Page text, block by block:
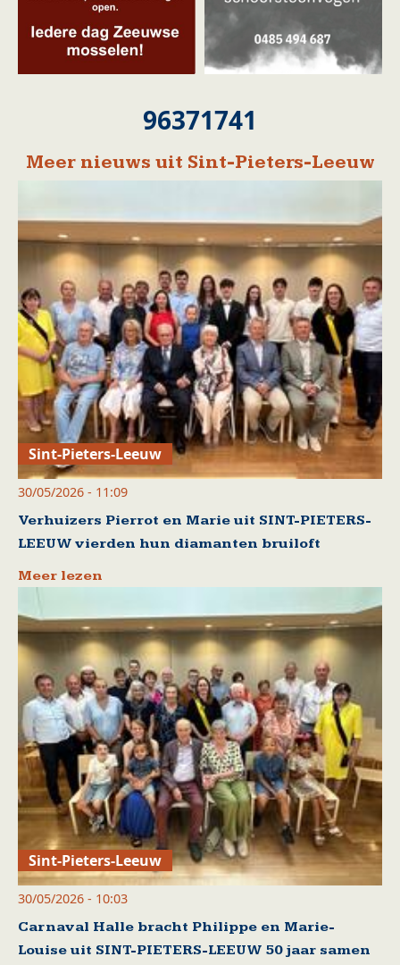
96371741
Meer nieuws uit Sint-Pieters-Leeuw
Sint-Pieters-Leeuw
30/05/2026 - 11:09
Verhuizers Pierrot en Marie uit SINT-PIETERS-
LEEUW vierden hun diamanten bruiloft
Meer lezen
Sint-Pieters-Leeuw
30/05/2026 - 10:03
Carnaval Halle bracht Philippe en Marie-
Louise uit SINT-PIETERS-LEEUW 50 jaar samen